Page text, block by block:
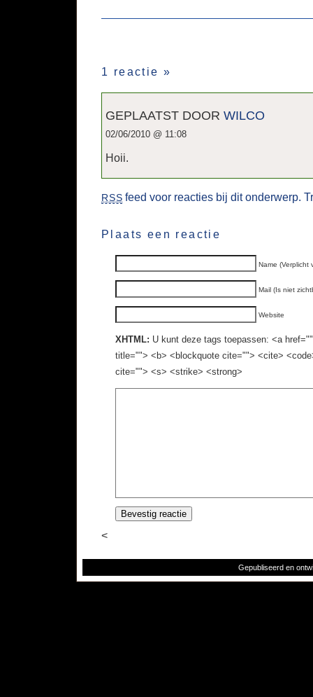
1 reactie»
GEPLAATST DOOR WILCO
02/06/2010 @ 11:08
Hoii.
RSS feed voor reacties bij dit onderwerp.
Plaats een reactie
Name (Verplicht
Mail (Is niet
Website
XHTML: U kunt deze tags toepassen: <a
title=""> <b> <blockquote cite=""> <cite>
cite=""> <s> <strike> <strong>
<
Gepubliseerd en